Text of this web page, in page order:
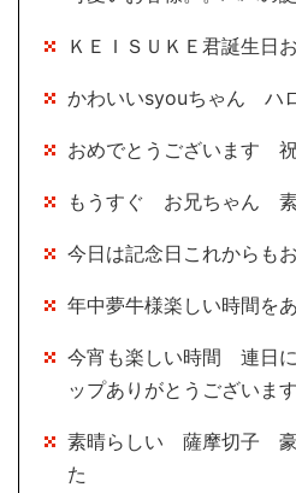
ＫＥＩＳＵＫＥ君誕生日
かわいいsyouちゃん ハ
おめでとうございます
もうすぐ お兄ちゃん 素
今日は記念日これからも
年中夢牛様楽しい時間を
今宵も楽しい時間 連日
ップありがとうございます
素晴らしい 薩摩切子 豪
た